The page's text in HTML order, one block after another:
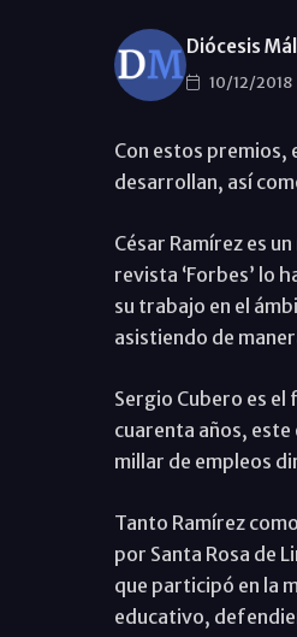
Diócesis
10/12/2018
Con estos premios,
desarrollan, así
César Ramírez es
revista ‘Forbes’ lo
su trabajo en el
asistiendo de
Sergio Cubero es
cuarenta años,
millar de empleos
Tanto Ramírez
por Santa Rosa de
que participó en la
educativo,